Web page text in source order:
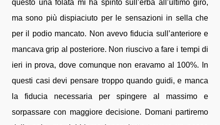
questo una folata mi ha spinto sull’erba all’ultimo giro,
ma sono più dispiaciuto per le sensazioni in sella che
per il podio mancato. Non avevo fiducia sull’anteriore e
mancava grip al posteriore. Non riuscivo a fare i tempi di
ieri in prova, dove comunque non eravamo al 100%. In
questi casi devi pensare troppo quando guidi, e manca
la fiducia necessaria per spingere al massimo e
sorpassare con maggiore decisione. Domani partiremo